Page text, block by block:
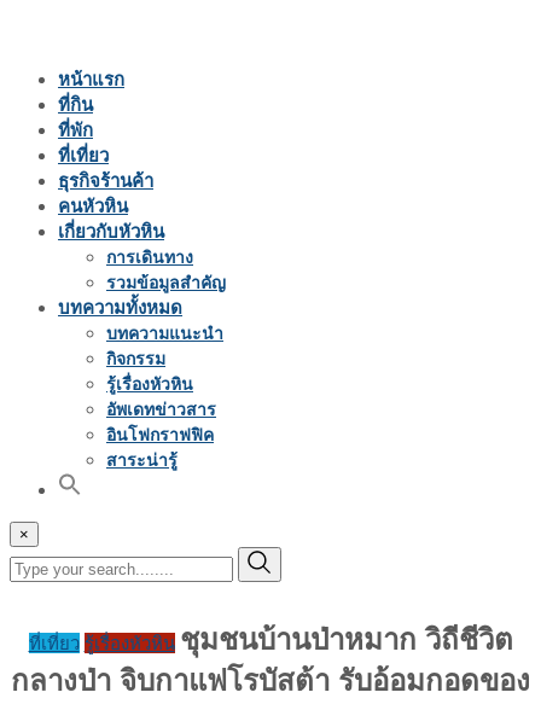
หน้าแรก
ที่กิน
ที่พัก
ที่เที่ยว
ธุรกิจร้านค้า
คนหัวหิน
เกี่ยวกับหัวหิน
การเดินทาง
รวมข้อมูลสำคัญ
บทความทั้งหมด
บทความแนะนำ
กิจกรรม
รู้เรื่องหัวหิน
อัพเดทข่าวสาร
อินโฟกราฟฟิค
สาระน่ารู้
×
ที่เที่ยว รู้เรื่องหัวหิน ชุมชนบ้านป่าหมาก​ วิถีชีวิต
กลางป่า จิบกาแฟโรบัสต้า รับอ้อมกอดของ